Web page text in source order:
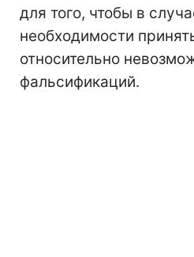
для того, чтобы в
необходимости
относительно
фальсификаций.